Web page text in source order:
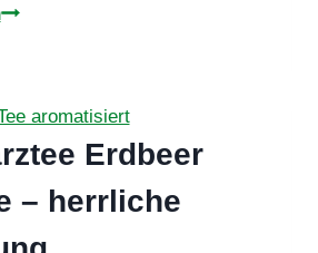
Schwarztee
für
besondere
aromatisiert
Erdbeer
– herrliche